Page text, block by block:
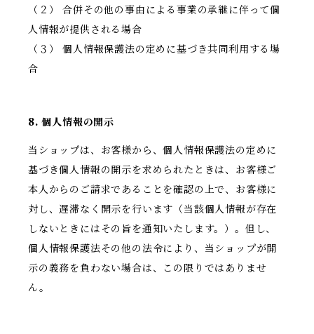
（２） 合併その他の事由による事業の承継に伴って個
人情報が提供される場合
（３） 個人情報保護法の定めに基づき共同利用する場
合
8. 個人情報の開示
当ショップは、お客様から、個人情報保護法の定めに
基づき個人情報の開示を求められたときは、お客様ご
本人からのご請求であることを確認の上で、お客様に
対し、遅滞なく開示を行います（当該個人情報が存在
しないときにはその旨を通知いたします。）。但し、
個人情報保護法その他の法令により、当ショップが開
示の義務を負わない場合は、この限りではありませ
ん。